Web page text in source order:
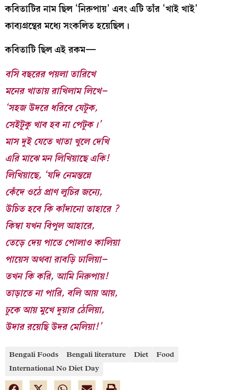
কবিতাটির নাম ছিল ‘নিরুপায়’ এবং এটি তাঁর ‘খাই খাই’
কাব্যগ্রন্থের মধ্যে সংকলিত হয়েছিল।
কবিতাটি ছিল এই রকম—
বসি বছরের পয়লা তারিখে
মনের খাতায় রাখিলাম লিখে–
‘সহজ উদরে ধরিবে যেটুক,
সেইটুকু খাব হব না পেটুক।’
মাস দুই যেতে খাতা খুলে দেখি
এরি মাঝে মন লিখিয়াছে একি!
লিখিয়াছে, ‘যদি নেমন্তন্নে
কেঁদে ওঠে প্রাণ লুচির জন্যে,
উচিত হবে কি কাঁদানো তাহারে ?
কিম্বা যখন বিপুল আহারে,
তেড়ে দেয় পাতে পোলাও কালিয়া
পায়েস অথবা রাবড়ি ঢালিয়া–
তখন কি করি, আমি নিরুপায়!
তাড়াতে না পারি, বলি আয় আয়,
ঢুকে আয় মুখে দুয়ার ঠেলিয়া,
উদার রয়েছি উদর মেলিয়া!’
Bengali Foods Bengali literature Diet
Food
International No Diet Day